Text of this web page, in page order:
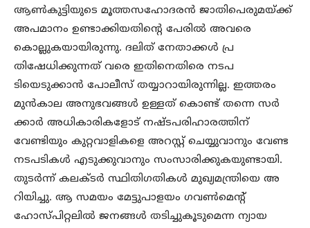
ആൺകുട്ടിയുടെ മൂത്തസഹോദരൻ ജാതിപെരുമയ്ക്ക്
അപമാനം ഉണ്ടാക്കിയതിന്റെ പേരിൽ അവരെ
കൊല്ലുകയായിരുന്നു. ദലിത് നേതാക്കൾ പ്ര
തിഷേധിക്കുന്നത് വരെ ഇതിനെതിരെ നടപ
ടിയെടുക്കാൻ പോലീസ് തയ്യാറായിരുന്നില്ല. ഇത്തരം
മുൻകാല അനുഭവങ്ങൾ ഉള്ളത് കൊണ്ട് തന്നെ സർ
ക്കാർ അധികാരികളോട് നഷ്ടപരിഹാരത്തിന്
വേണ്ടിയും കുറ്റവാളികളെ അറസ്റ്റ് ചെയ്യുവാനും വേണ്ട
നടപടികൾ എടുക്കുവാനും സംസാരിക്കുകയുണ്ടായി.
തുടർന്ന് കലക്ടർ സ്ഥിതിഗതികൾ മുഖ്യമന്ത്രിയെ അ
റിയിച്ചു. ആ സമയം മേട്ടുപാളയം ഗവൺമെന്റ്
ഹോസ്പിറ്റലിൽ ജനങ്ങൾ തടിച്ചുകൂടുമെന്ന ന്യായ